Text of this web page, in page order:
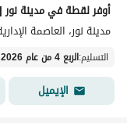
مدينة نور، العاصمة
التسليم:الربع 4 من عام 2026
الإيميل